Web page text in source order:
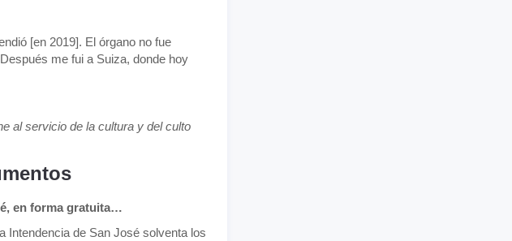
[en 2019]. El órgano no fue
me fui a Suiza, donde hoy
al servicio de la cultura y del culto
en forma gratuita…
Intendencia de San José solventa los